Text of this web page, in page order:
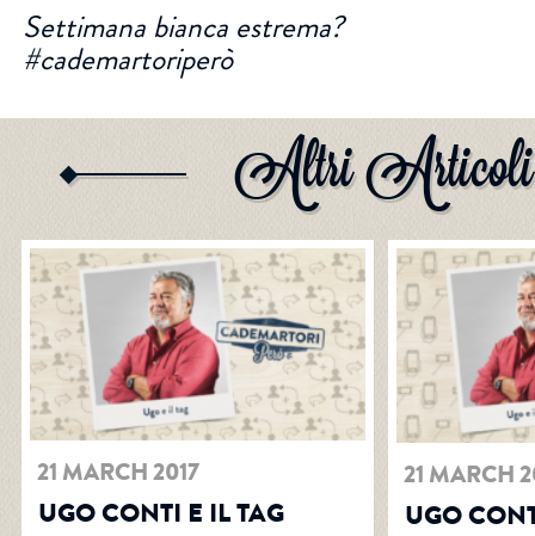
Settimana bianca estrema?
#cademartoriperò
Altri Articoli
21 MARCH 2017
UGO CONTI E IL TAG
21 MARCH
UGO